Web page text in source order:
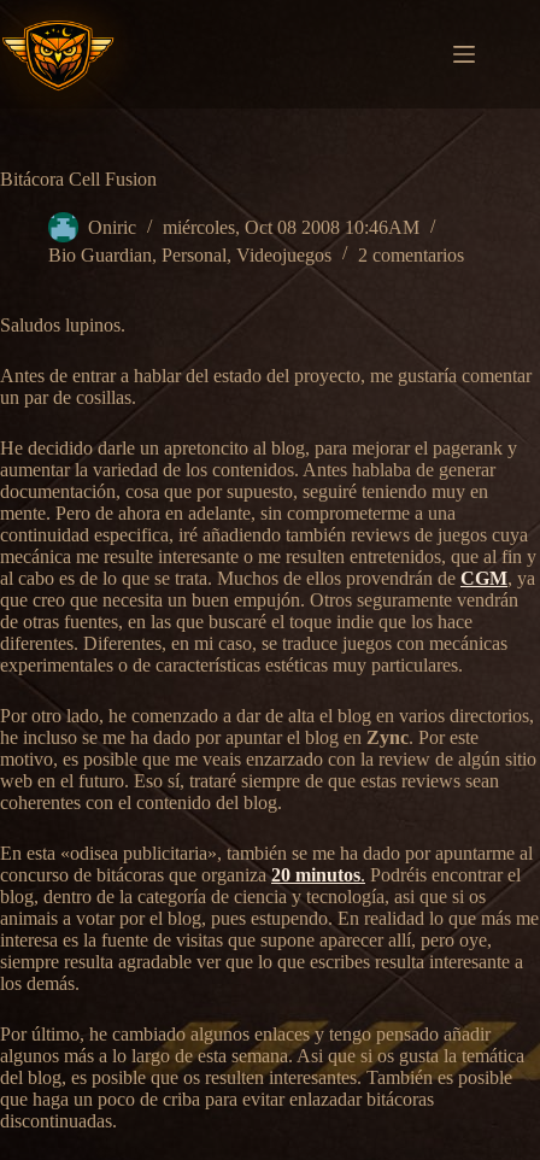
contenido
Bitácora Cell Fusion
Oniric
miércoles, Oct 08 2008 10:46AM
Bio Guardian, Personal, Videojuegos 2 comentarios
Saludos lupinos.
Antes de entrar a hablar del estado del proyecto, me gustaría comentar
un par de cosillas.
He decidido darle un apretoncito al blog, para mejorar el pagerank y
aumentar la variedad de los contenidos. Antes hablaba de generar
documentación, cosa que por supuesto, seguiré teniendo muy en
mente. Pero de ahora en adelante, sin comprometerme a una
continuidad especifica, iré añadiendo también reviews de juegos cuya
mecánica me resulte interesante o me resulten entretenidos, que al fin y
al cabo es de lo que se trata. Muchos de ellos provendrán de CGM, ya
que creo que necesita un buen empujón. Otros seguramente vendrán
de otras fuentes, en las que buscaré el toque indie que los hace
diferentes. Diferentes, en mi caso, se traduce juegos con mecánicas
experimentales o de características estéticas muy particulares.
Por otro lado, he comenzado a dar de alta el blog en varios directorios,
he incluso se me ha dado por apuntar el blog en Zync. Por este
motivo, es posible que me veais enzarzado con la review de algún sitio
web en el futuro. Eso sí, trataré siempre de que estas reviews sean
coherentes con el contenido del blog.
En esta «odisea publicitaria», también se me ha dado por apuntarme al
concurso de bitácoras que organiza20 minutos. Podréis encontrar el
blog, dentro de la categoría de ciencia y tecnología, asi que si os
animais a votar por el blog, pues estupendo. En realidad lo que más me
interesa es la fuente de visitas que supone aparecer allí, pero oye,
siempre resulta agradable ver que lo que escribes resulta interesante a
los demás.
Por último, he cambiado algunos enlaces y tengo pensado añadir
algunos más a lo largo de esta semana. Asi que si os gusta la temática
del blog, es posible que os resulten interesantes. También es posible
que haga un poco de criba para evitar enlazadar bitácoras
discontinuadas.